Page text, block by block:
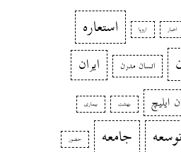
اخبار اروپا
استعاره
انسان مدرن ایران
ایلیچ بهشت بیماری
جامعه حضور